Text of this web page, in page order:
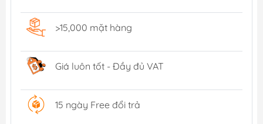
>15,000 mặt hàng
Giá luôn tốt - Đầy đủ VAT
15 ngày Free đổi trả